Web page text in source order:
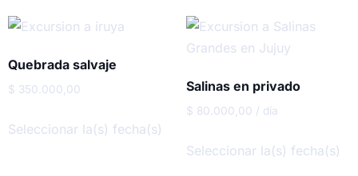
Quebrada salvaje
$ 350.000,00
Seleccionar la(s) fecha(s)
Salinas en privado
$ 80.000,00 / día
Seleccionar la(s) fecha(s)